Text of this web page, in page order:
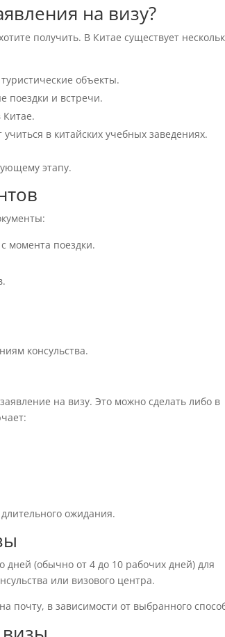
на визу?
получить. В Китае существует
объекты.
и встречи.
Китае.
в китайских учебных заведениях.
этапу.
момента поездки.
консульства.
на визу. Это можно сделать либо в
ожидания.
дней (обычно от 4 до 10 рабочих дней) для
или визового центра.
почту, в зависимости от выбранного